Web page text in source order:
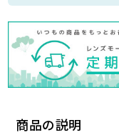
商品の説明